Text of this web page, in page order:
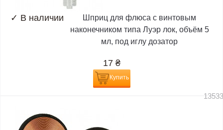
✓ В наличии
Шприц для флюса с винтовым
наконечником типа Луэр лок, объём 5
мл, под иглу дозатор
17 ₴
Купить